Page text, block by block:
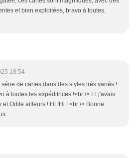
et bien exploitées, bravo à toutes,
18:54
de cartes dans des styles très variés !
à toutes les expéditrices !<br /> Et j'avais
et Odile ailleurs ! Hi !Hi ! <br /> Bonne